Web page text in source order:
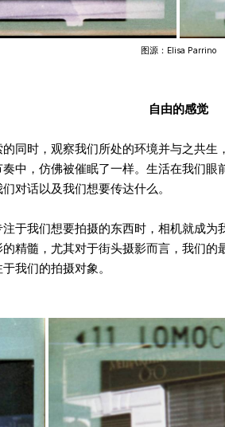
图源：Elisa Parrino
自由的感觉
同时，观察我们所处的环境并与之共生
中，仿佛被催眠了一样。生活在我们眼
对话以及我们想要传达什么。
于我们想要拍摄的东西时，相机就成为
精髓，尤其对于街头摄影而言，我们的
我们的拍摄对象。